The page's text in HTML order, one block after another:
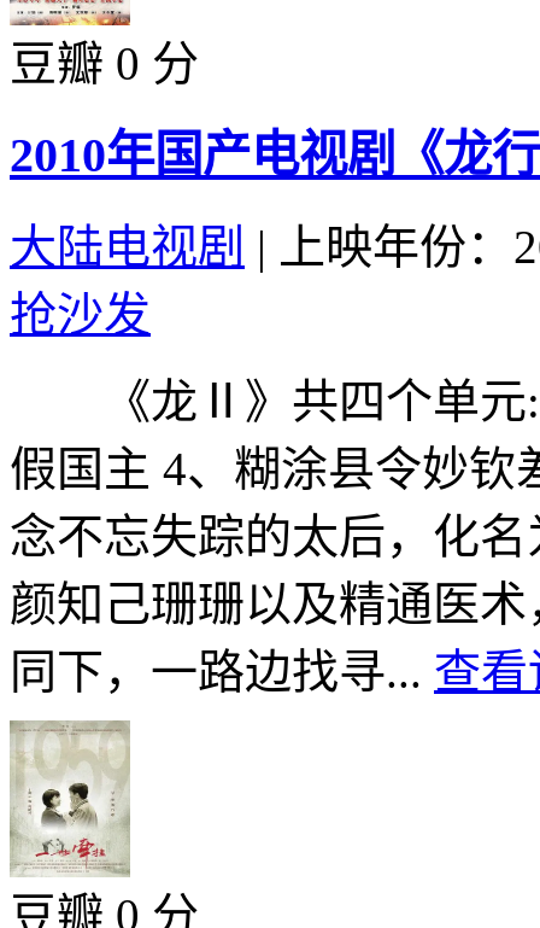
豆瓣 0 分
2010年国产电视剧《龙
大陆电视剧 |
上映年份：
抢沙发
《龙Ⅱ》共四个单元:1
假国主 4、糊涂县令妙钦
念不忘失踪的太后，化
颜知己珊珊以及精通医
同下，一路边找寻... 查看
豆瓣 0 分